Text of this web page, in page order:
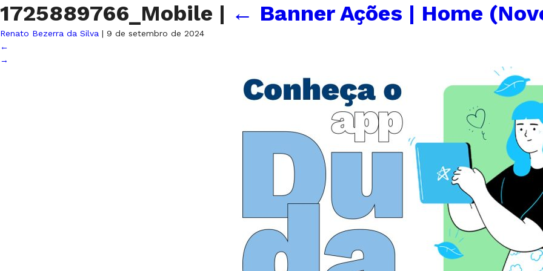
1725889766_Mobile | ← Banner Ações | Home
Renato Bezerra da Silva | 9 de setembro de 2024
←
→